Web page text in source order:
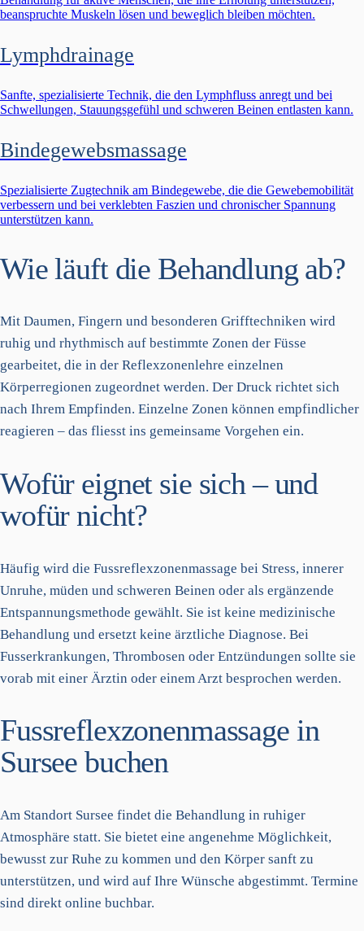
beanspruchte Muskeln lösen und beweglich bleiben möchten.
Lymphdrainage
Sanfte, spezialisierte Technik, die den Lymphfluss anregt und bei
Schwellungen, Stauungsgefühl und schweren Beinen entlasten kann.
Bindegewebsmassage
Spezialisierte Zugtechnik am Bindegewebe, die die Gewebemobilität
verbessern und bei verklebten Faszien und chronischer Spannung
unterstützen kann.
Wie läuft die Behandlung ab?
Mit Daumen, Fingern und besonderen Grifftechniken wird
ruhig und rhythmisch auf bestimmte Zonen der Füsse
gearbeitet, die in der Reflexzonenlehre einzelnen
Körperregionen zugeordnet werden. Der Druck richtet sich
nach Ihrem Empfinden. Einzelne Zonen können empfindlicher
reagieren – das fliesst ins gemeinsame Vorgehen ein.
Wofür eignet sie sich – und
wofür nicht?
Häufig wird die Fussreflexzonenmassage bei Stress, innerer
Unruhe, müden und schweren Beinen oder als ergänzende
Entspannungsmethode gewählt. Sie ist keine medizinische
Behandlung und ersetzt keine ärztliche Diagnose. Bei
Fusserkrankungen, Thrombosen oder Entzündungen sollte sie
vorab mit einer Ärztin oder einem Arzt besprochen werden.
Fussreflexzonenmassage in
Sursee buchen
Am Standort Sursee findet die Behandlung in ruhiger
Atmosphäre statt. Sie bietet eine angenehme Möglichkeit,
bewusst zur Ruhe zu kommen und den Körper sanft zu
unterstützen, und wird auf Ihre Wünsche abgestimmt. Termine
sind direkt online buchbar.